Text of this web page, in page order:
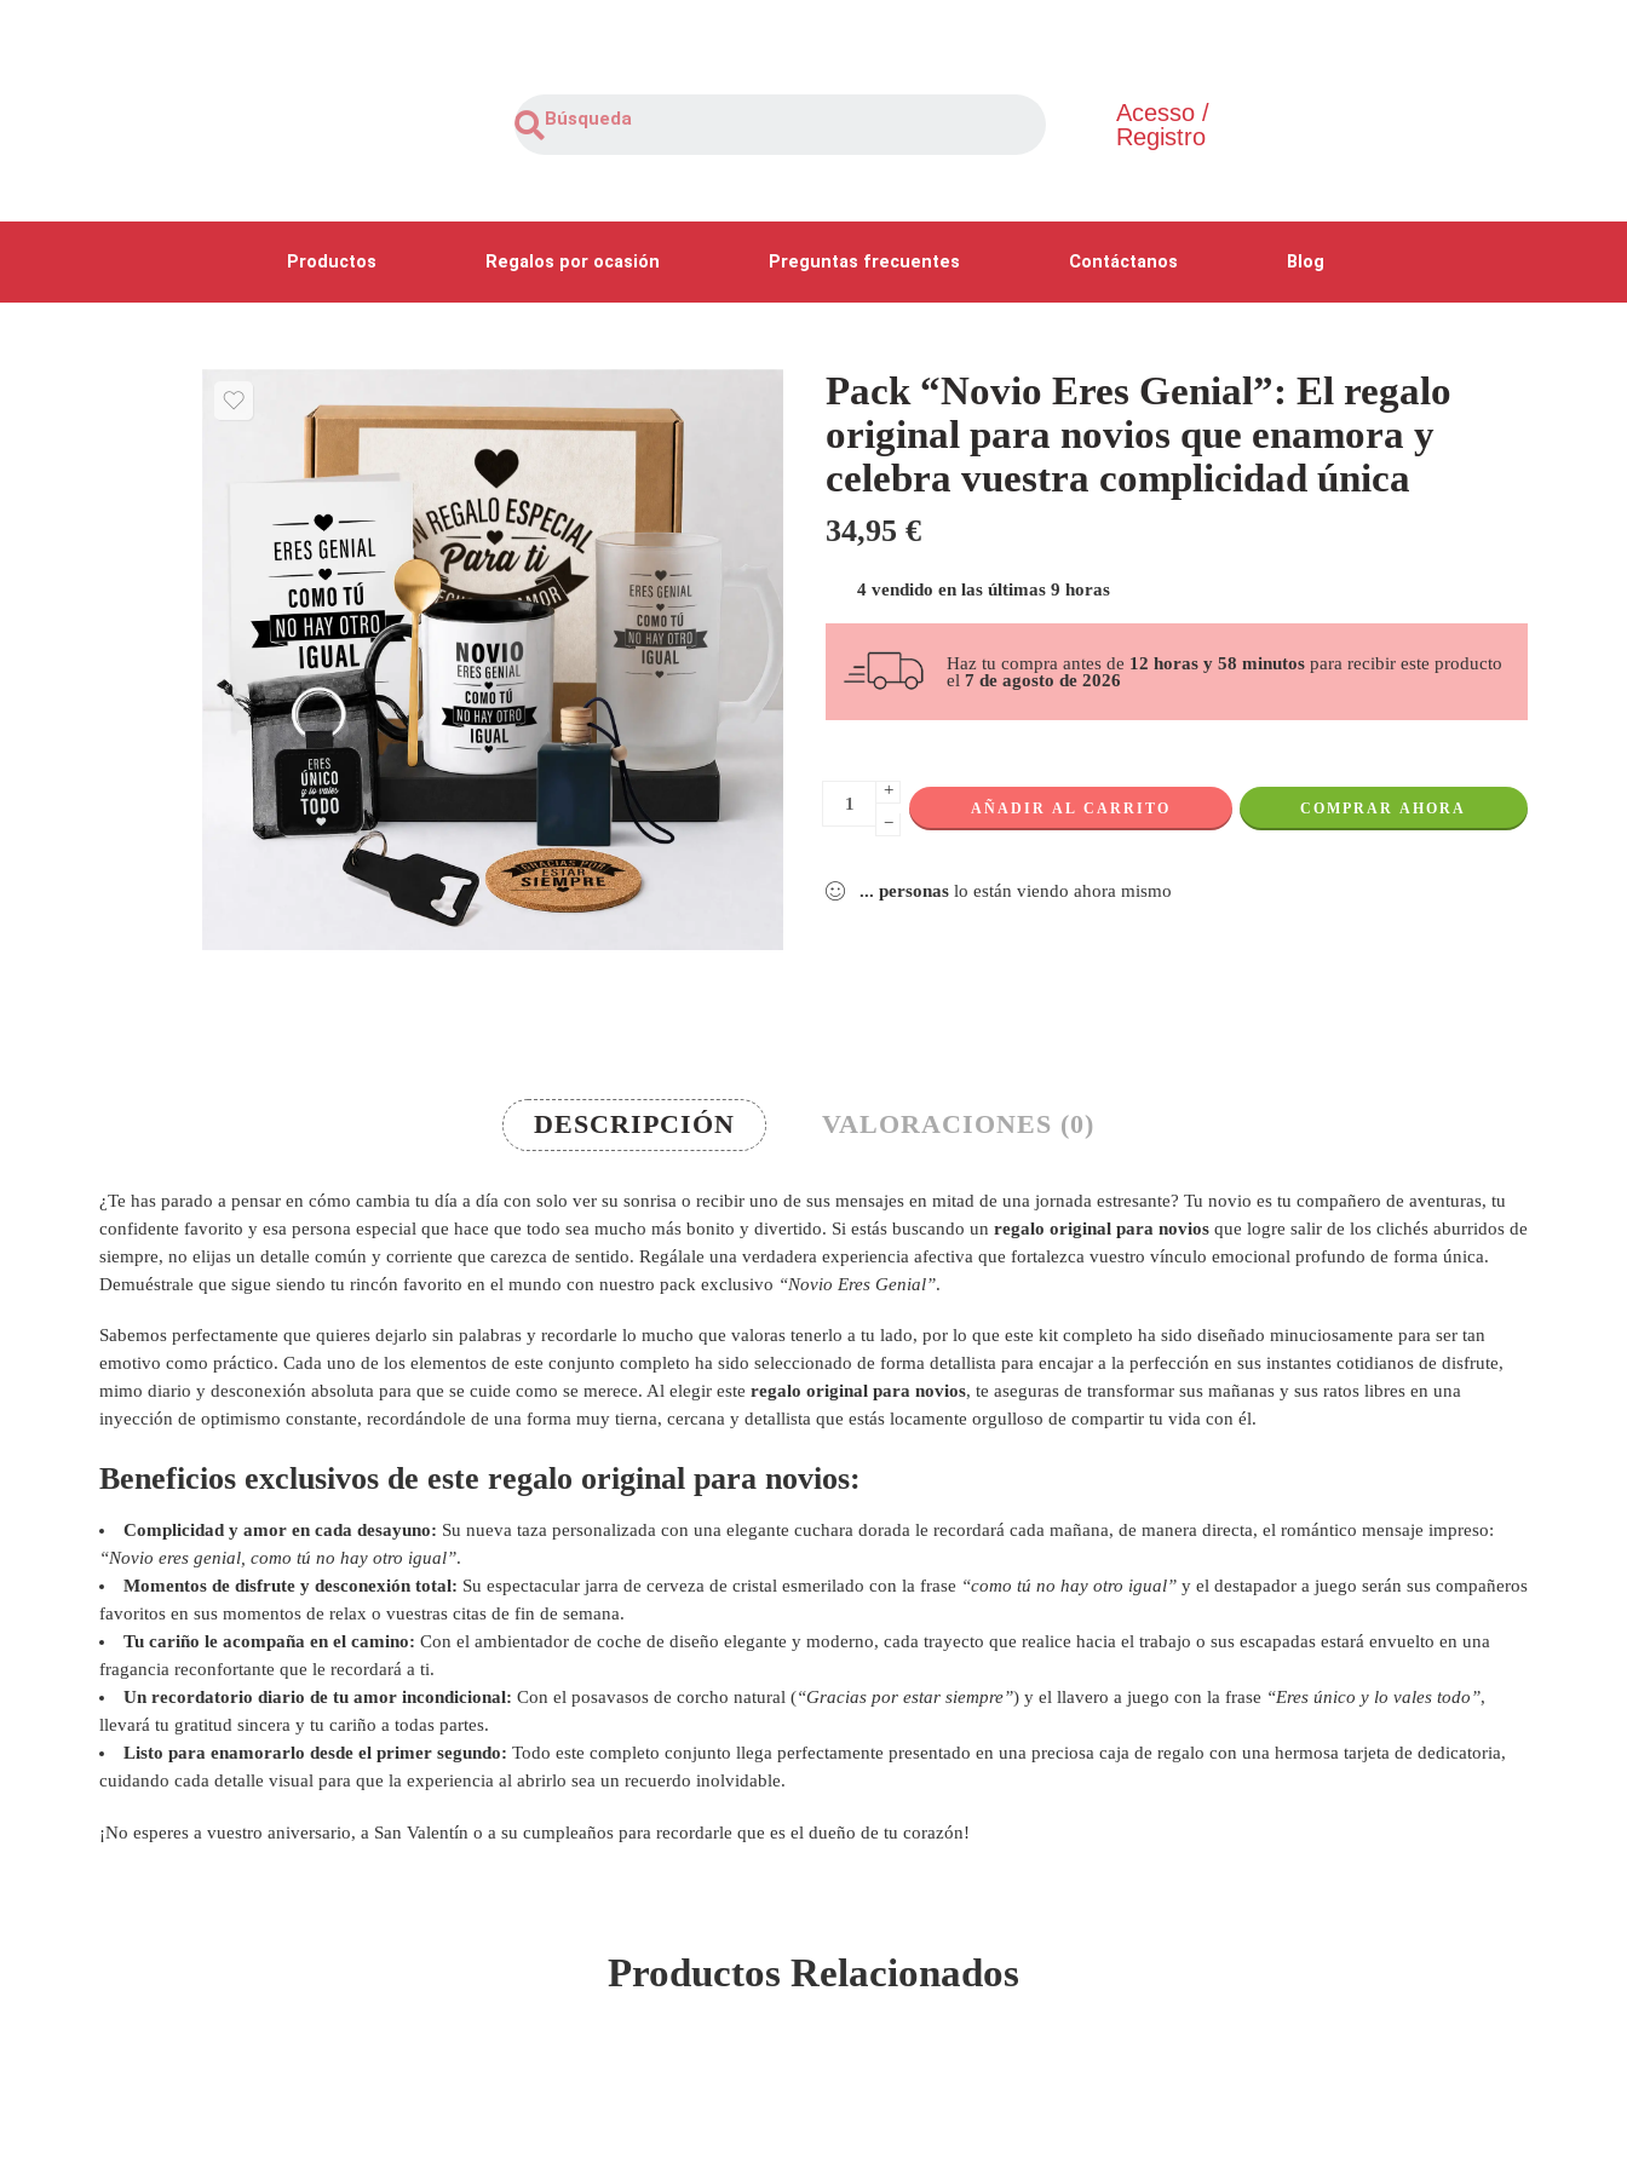
Acesso /
Registro
Productos Regalos por ocasión Preguntas frecuentes Contáctanos Blog
Pack “Novio Eres Genial”: El regalo
original para novios que enamora y
celebra vuestra complicidad única
34,95 €
4 vendido en las últimas 9 horas
Haz tu compra antes de 12 horas y 58 minutos para recibir este producto
el 7 de agosto de 2026
+
−
AÑADIR AL CARRITO COMPRAR AHORA
... personas lo están viendo ahora mismo
DESCRIPCIÓN VALORACIONES (0)
¿Te has parado a pensar en cómo cambia tu día a día con solo ver su sonrisa o recibir uno de sus mensajes en mitad de una jornada estresante? Tu novio es tu compañero de aventuras, tu
confidente favorito y esa persona especial que hace que todo sea mucho más bonito y divertido. Si estás buscando un regalo original para novios que logre salir de los clichés aburridos de
siempre, no elijas un detalle común y corriente que carezca de sentido. Regálale una verdadera experiencia afectiva que fortalezca vuestro vínculo emocional profundo de forma única.
Demuéstrale que sigue siendo tu rincón favorito en el mundo con nuestro pack exclusivo “Novio Eres Genial”.
Sabemos perfectamente que quieres dejarlo sin palabras y recordarle lo mucho que valoras tenerlo a tu lado, por lo que este kit completo ha sido diseñado minuciosamente para ser tan
emotivo como práctico. Cada uno de los elementos de este conjunto completo ha sido seleccionado de forma detallista para encajar a la perfección en sus instantes cotidianos de disfrute,
mimo diario y desconexión absoluta para que se cuide como se merece. Al elegir este regalo original para novios, te aseguras de transformar sus mañanas y sus ratos libres en una
inyección de optimismo constante, recordándole de una forma muy tierna, cercana y detallista que estás locamente orgulloso de compartir tu vida con él.
Beneficios exclusivos de este regalo original para novios:
Complicidad y amor en cada desayuno: Su nueva taza personalizada con una elegante cuchara dorada le recordará cada mañana, de manera directa, el romántico mensaje impreso:
“Novio eres genial, como tú no hay otro igual”.
Momentos de disfrute y desconexión total: Su espectacular jarra de cerveza de cristal esmerilado con la frase “como tú no hay otro igual”y el destapador a juego serán sus compañeros
favoritos en sus momentos de relax o vuestras citas de fin de semana.
Tu cariño le acompaña en el camino: Con el ambientador de coche de diseño elegante y moderno, cada trayecto que realice hacia el trabajo o sus escapadas estará envuelto en una
fragancia reconfortante que le recordará a ti.
Un recordatorio diario de tu amor incondicional: Con el posavasos de corcho natural (“Gracias por estar siempre”) y el llavero a juego con la frase “Eres único y lo vales todo”,
llevará tu gratitud sincera y tu cariño a todas partes.
Listo para enamorarlo desde el primer segundo: Todo este completo conjunto llega perfectamente presentado en una preciosa caja de regalo con una hermosa tarjeta de dedicatoria,
cuidando cada detalle visual para que la experiencia al abrirlo sea un recuerdo inolvidable.
¡No esperes a vuestro aniversario, a San Valentín o a su cumpleaños para recordarle que es el dueño de tu corazón!
Productos Relacionados